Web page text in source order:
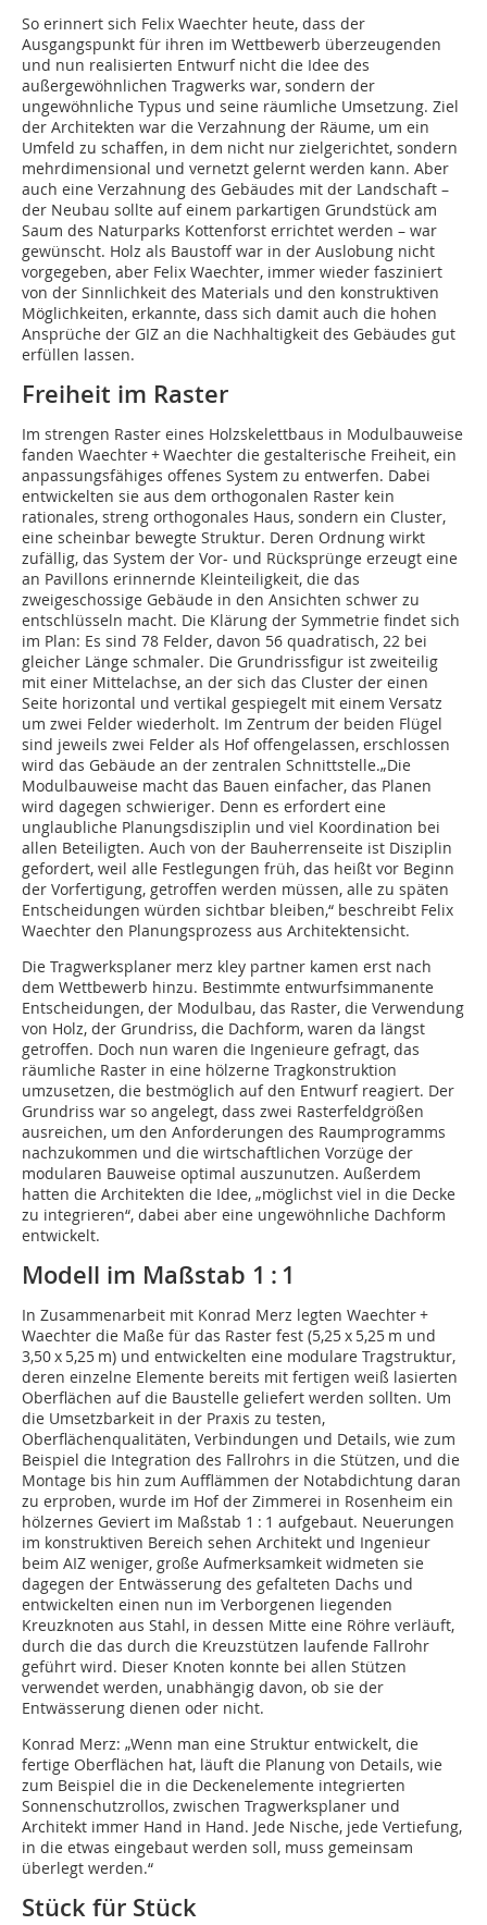
So erinnert sich Felix Waechter heute, dass der
Ausgangspunkt für ihren im Wettbewerb überzeugenden
und nun realisierten Entwurf nicht die Idee des
außergewöhnlichen Tragwerks war, sondern der
ungewöhnliche Typus und seine räumliche Umsetzung. Ziel
der Architekten war die Verzahnung der Räume, um ein
Umfeld zu schaffen, in dem nicht nur zielgerichtet, sondern
mehrdimensional und vernetzt gelernt werden kann. Aber
auch eine Verzahnung des Gebäudes mit der Landschaft –
der Neubau sollte auf einem parkartigen Grundstück am
Saum des Naturparks Kottenforst errichtet werden – war
gewünscht. Holz als Baustoff war in der Auslobung nicht
vorgegeben, aber Felix Waechter, immer wieder fasziniert
von der Sinnlichkeit des Materials und den konstruktiven
Möglichkeiten, erkannte, dass sich damit auch die hohen
Ansprüche der GIZ an die Nachhaltigkeit des Gebäudes gut
erfüllen lassen.
Freiheit im Raster
Im strengen Raster eines Holzskelettbaus in Modulbauweise
fanden Waechter + Waechter die gestalterische Freiheit, ein
anpassungsfähiges offenes System zu entwerfen. Dabei
entwickelten sie aus dem orthogonalen Raster kein
rationales, streng orthogonales Haus, sondern ein Cluster,
eine scheinbar bewegte Struktur. Deren Ordnung wirkt
zufällig, das System der Vor- und Rücksprünge erzeugt eine
an Pavillons erinnernde Kleinteiligkeit, die das
zweigeschossige Gebäude in den Ansichten schwer zu
entschlüsseln macht. Die Klärung der Symmetrie findet sich
im Plan: Es sind 78 Felder, davon 56 quadratisch, 22 bei
gleicher Länge schmaler. Die Grundrissfigur ist zweiteilig
mit einer Mittelachse, an der sich das Cluster der einen
Seite horizontal und vertikal gespiegelt mit einem Versatz
um zwei Felder wiederholt. Im Zentrum der beiden Flügel
sind jeweils zwei Felder als Hof offengelassen, erschlossen
wird das Gebäude an der zentralen Schnittstelle.„Die
Modulbauweise macht das Bauen einfacher, das Planen
wird dagegen schwieriger. Denn es erfordert eine
unglaubliche Planungsdisziplin und viel Koordination bei
allen Beteiligten. Auch von der Bauherrenseite ist Disziplin
gefordert, weil alle Festlegungen früh, das heißt vor Beginn
der Vorfertigung, getroffen werden müssen, alle zu späten
Entscheidungen würden sichtbar bleiben,“ beschreibt Felix
Waechter den Planungsprozess aus Architektensicht.
Die Tragwerksplaner merz kley partner kamen erst nach
dem Wettbewerb hinzu. Bestimmte entwurfsimmanente
Entscheidungen, der Modulbau, das Raster, die Verwendung
von Holz, der Grundriss, die Dachform, waren da längst
getroffen. Doch nun waren die Ingenieure gefragt, das
räumliche Raster in eine hölzerne Tragkonstruktion
umzusetzen, die bestmöglich auf den Entwurf reagiert. Der
Grundriss war so angelegt, dass zwei Rasterfeldgrößen
ausreichen, um den Anforderungen des Raumprogramms
nachzukommen und die wirtschaftlichen Vorzüge der
modularen Bauweise optimal auszunutzen. Außerdem
hatten die Architekten die Idee, „möglichst viel in die Decke
zu integrieren“, dabei aber eine ungewöhnliche Dachform
entwickelt.
Modell im Maßstab 1 : 1
In Zusammenarbeit mit Konrad Merz legten Waechter +
Waechter die Maße für das Raster fest (5,25 x 5,25 m und
3,50 x 5,25 m) und entwickelten eine modulare Tragstruktur,
deren einzelne Elemente bereits mit fertigen weiß lasierten
Oberflächen auf die Baustelle geliefert werden sollten. Um
die Umsetzbarkeit in der Praxis zu testen,
Oberflächenqualitäten, Verbindungen und Details, wie zum
Beispiel die Integration des Fallrohrs in die Stützen, und die
Montage bis hin zum Aufflämmen der Notabdichtung daran
zu erproben, wurde im Hof der Zimmerei in Rosenheim ein
hölzernes Geviert im Maßstab 1 : 1 aufgebaut. Neuerungen
im konstruktiven Bereich sehen Architekt und Ingenieur
beim AIZ weniger, große Aufmerksamkeit widmeten sie
dagegen der Entwässerung des gefalteten Dachs und
entwickelten einen nun im Verborgenen liegenden
Kreuzknoten aus Stahl, in dessen Mitte eine Röhre verläuft,
durch die das durch die Kreuzstützen laufende Fallrohr
geführt wird. Dieser Knoten konnte bei allen Stützen
verwendet werden, unabhängig davon, ob sie der
Entwässerung dienen oder nicht.
Konrad Merz: „Wenn man eine Struktur entwickelt, die
fertige Oberflächen hat, läuft die Planung von Details, wie
zum Beispiel die in die Deckenelemente integrierten
Sonnenschutzrollos, zwischen Tragwerksplaner und
Architekt immer Hand in Hand. Jede Nische, jede Vertiefung,
in die etwas eingebaut werden soll, muss gemeinsam
überlegt werden.“
Stück für Stück